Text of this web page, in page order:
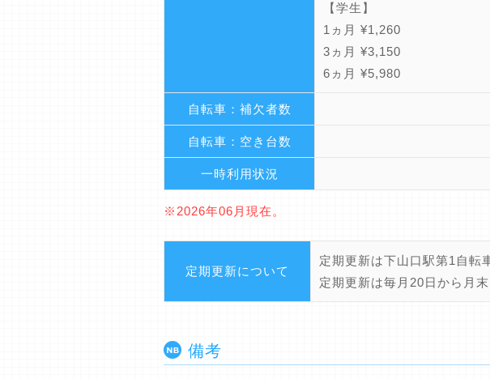
【学生】
1ヵ月 ¥1,260
3ヵ月 ¥3,150
6ヵ月 ¥5,980
自転車：補欠者数
自転車：空き台数
一時利用状況
※2026年06月現在。
定期更新について
定期更新は下山口駅第1自転
定期更新は毎月20日から月
備考